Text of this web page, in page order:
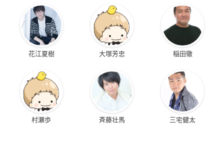
花江夏樹 大塚芳忠 稲田徹
村瀬歩 斉藤壮馬 三宅健太